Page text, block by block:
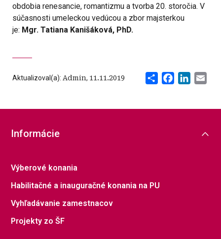
obdobia renesancie, romantizmu a tvorba 20. storočia. V
súčasnosti umeleckou vedúcou a zbor majsterkou
je: Mgr. Tatiana Kanišáková, PhD.
Aktualizoval(a): Admin, 11.11.2019 Share Facebook
Informácie
Výberové konania
Habilitačné a inauguračné konania na PU
Vyhľadávanie zamestnacov
Projekty zo ŠF